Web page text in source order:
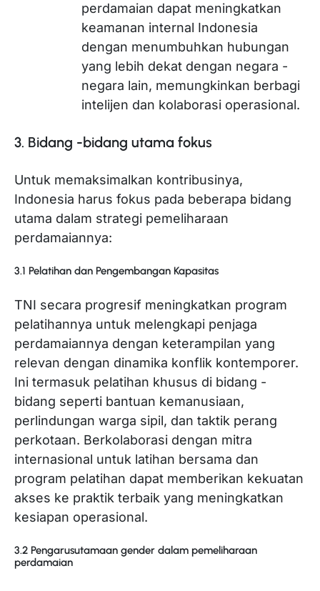
perdamaian dapat meningkatkan
keamanan internal Indonesia
dengan menumbuhkan hubungan
yang lebih dekat dengan negara -
negara lain, memungkinkan berbagi
intelijen dan kolaborasi operasional.
3. Bidang -bidang utama fokus
Untuk memaksimalkan kontribusinya,
Indonesia harus fokus pada beberapa bidang
utama dalam strategi pemeliharaan
perdamaiannya:
3.1 Pelatihan dan Pengembangan Kapasitas
TNI secara progresif meningkatkan program
pelatihannya untuk melengkapi penjaga
perdamaiannya dengan keterampilan yang
relevan dengan dinamika konflik kontemporer.
Ini termasuk pelatihan khusus di bidang -
bidang seperti bantuan kemanusiaan,
perlindungan warga sipil, dan taktik perang
perkotaan. Berkolaborasi dengan mitra
internasional untuk latihan bersama dan
program pelatihan dapat memberikan kekuatan
akses ke praktik terbaik yang meningkatkan
kesiapan operasional.
3.2 Pengarusutamaan gender dalam pemeliharaan
perdamaian